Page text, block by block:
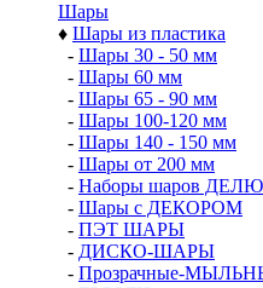
Шары
♦ Шары из пластика
- Шары 30 - 50 мм
- Шары 60 мм
- Шары 65 - 90 мм
- Шары 100-120 мм
- Шары 140 - 150 мм
- Шары от 200 мм
- Наборы шаров
- Шары с ДЕКОРОМ
- ПЭТ ШАРЫ
- ДИСКО-ШАРЫ
- Прозрачные-